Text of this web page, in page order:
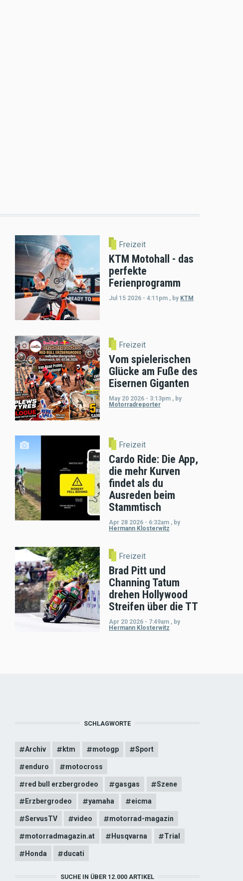
Freizeit
KTM Motohall - das
perfekte
Ferienprogramm
Jul 15 2026 - 4:11pm , by KTM
Freizeit
Vom spielerischen
Glücke am Fuße des
Eisernen Giganten
May 20 2026 - 3:13pm , by
Motorradreporter
Freizeit
Cardo Ride: Die App,
die mehr Kurven
findet als du
Ausreden beim
Stammtisch
Apr 28 2026 - 6:32am , by
Hermann Klosterwitz
Freizeit
Brad Pitt und
Channing Tatum
drehen Hollywood
Streifen über die TT
Apr 20 2026 - 7:49am , by
Hermann Klosterwitz
SCHLAGWORTE
Archiv ktm motogp Sport
enduro motocross
red bull erzbergrodeo gasgas Szene
Erzbergrodeo yamaha eicma
ServusTV video motorrad-magazin
motorradmagazin.at Husqvarna Trial
Honda ducati
SUCHE IN ÜBER 12.000 ARTIKEL